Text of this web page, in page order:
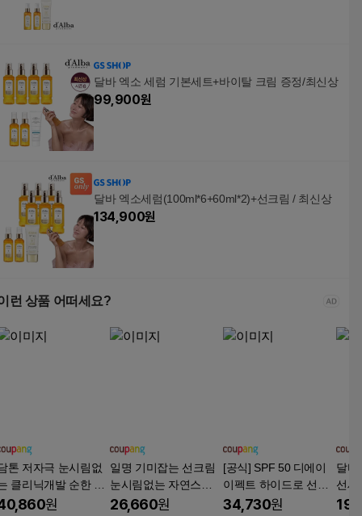
달바 엑소 세럼 기본세트+바이탈 크림 증정/최신상
99,900원
달바 엑소세럼(100ml*6+60ml*2)+선크림 / 최신상
134,900원
런 상품 어떠세요?
톤 저자극 눈시림없
클리닉개발 순한 수
진정 백탁없는 발림
원
일명 기미잡는 선크림
눈시림없는 자연스러
운 피부톤업 무자극 민
26,660원
[공식] SPF 50 디에이
이펙트 하이드로 선스
크린 광노화케어 자외
34,730원
달바
선세
+